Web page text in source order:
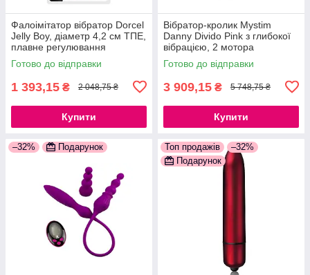
Фалоімітатор вібратор Dorcel
Jelly Boy, діаметр 4,2 см ТПЕ,
плавне регулювання
потужності вібрації
777Store.com.ua
Готово до відправки
1 393,15 ₴ 2 048,75 ₴
Купити
Вібратор-кролик Mystim
Danny Divido Pink з глибокої
вібрацією, 2 мотора
777Store.com.ua
Готово до відправки
3 909,15 ₴ 5 748,75 ₴
Купити
–32% Подарунок Топ продажів
–32%
Подарунок